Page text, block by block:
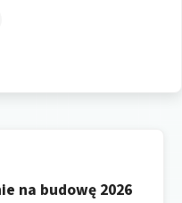
na budowę 2026